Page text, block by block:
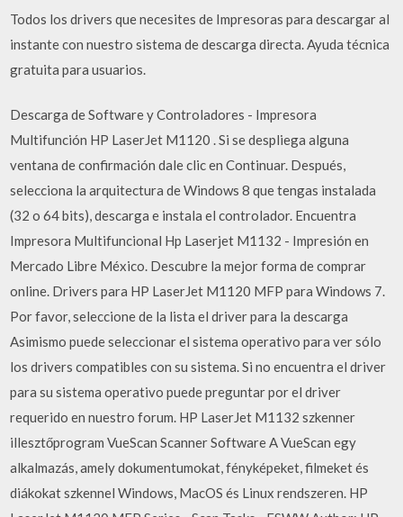
Todos los drivers que necesites de Impresoras para descargar al
instante con nuestro sistema de descarga directa. Ayuda técnica
gratuita para usuarios.
Descarga de Software y Controladores - Impresora
Multifunción HP LaserJet M1120 . Si se despliega alguna
ventana de confirmación dale clic en Continuar. Después,
selecciona la arquitectura de Windows 8 que tengas instalada
(32 o 64 bits), descarga e instala el controlador. Encuentra
Impresora Multifuncional Hp Laserjet M1132 - Impresión en
Mercado Libre México. Descubre la mejor forma de comprar
online. Drivers para HP LaserJet M1120 MFP para Windows 7.
Por favor, seleccione de la lista el driver para la descarga
Asimismo puede seleccionar el sistema operativo para ver sólo
los drivers compatibles con su sistema. Si no encuentra el driver
para su sistema operativo puede preguntar por el driver
requerido en nuestro forum. HP LaserJet M1132 szkenner
illesztőprogram VueScan Scanner Software A VueScan egy
alkalmazás, amely dokumentumokat, fényképeket, filmeket és
diákokat szkennel Windows, MacOS és Linux rendszeren. HP